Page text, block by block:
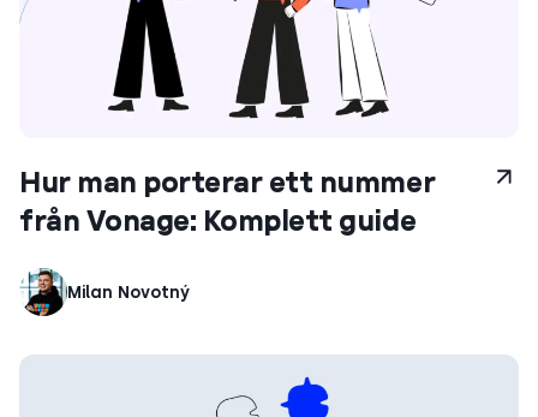
Hur man porterar ett nummer
från Vonage: Komplett guide
Milan Novotný